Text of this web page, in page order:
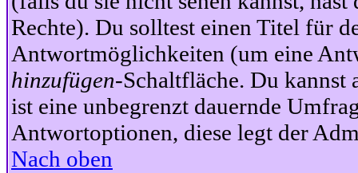
Rechte). Du solltest einen Titel für
Antwortmöglichkeiten (um eine
hinzufügen-Schaltfläche. Du
ist eine unbegrenzt dauernde
Antwortoptionen, diese legt der
Nach oben